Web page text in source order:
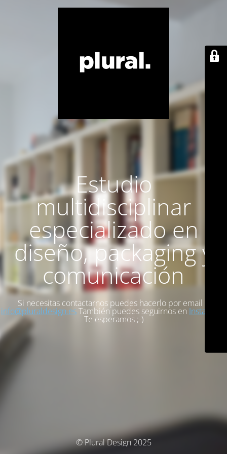
Estudio
multidisciplinar
especializado en
diseño, packaging y
comunicación
Si necesitas contactarnos puedes hacerlo por email en
info@pluraldesign.esTambién puedes seguirnos en Instagram
Te esperamos ;-)
© Plural Design 2025